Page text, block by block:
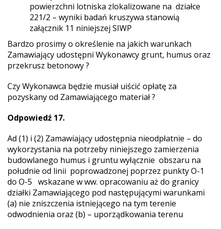
powierzchni lotniska zlokalizowane na działce
221/2 – wyniki badań kruszywa stanowią
załącznik 11 niniejszej SIWP
Bardzo prosimy o określenie na jakich warunkach
Zamawiający udostępni Wykonawcy grunt, humus oraz
przekrusz betonowy ?
Czy Wykonawca będzie musiał uiścić opłatę za
pozyskany od Zamawiającego materiał ?
Odpowiedź 17.
Ad (1) i (2) Zamawiający udostępnia nieodpłatnie – do
wykorzystania na potrzeby niniejszego zamierzenia
budowlanego humus i gruntu wyłącznie obszaru na
południe od linii poprowadzonej poprzez punkty O-1
do O-5 wskazane w ww. opracowaniu aż do granicy
działki Zamawiającego pod następującymi warunkami
(a) nie zniszczenia istniejącego na tym terenie
odwodnienia oraz (b) – uporządkowania terenu